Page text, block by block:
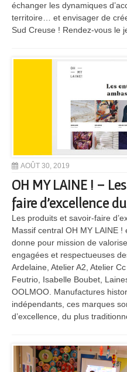
échanger les dynamiques
territoire… et envisager de
Sud Creuse ! Rendez-vous le
AOÛT 30, 2019
OH MY LAINE ! –
faire d’excellence
Les produits et savoir-faire
Massif central OH MY LAINE
donne pour mission de
engagées et respectueuses
Ardelaine, Atelier A2, Atelier
Feutrio, Isabelle Boubet,
OOLMOO. Manufactures
indépendants, ces marques
d’excellence, du plus